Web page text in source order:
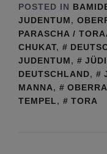
POSTED IN
JUDENTUM,
PARASCHA /
CHUKAT,
JUDENTUM,
DEUTSCHLAND,
MANNA,
TEMPEL, TORA